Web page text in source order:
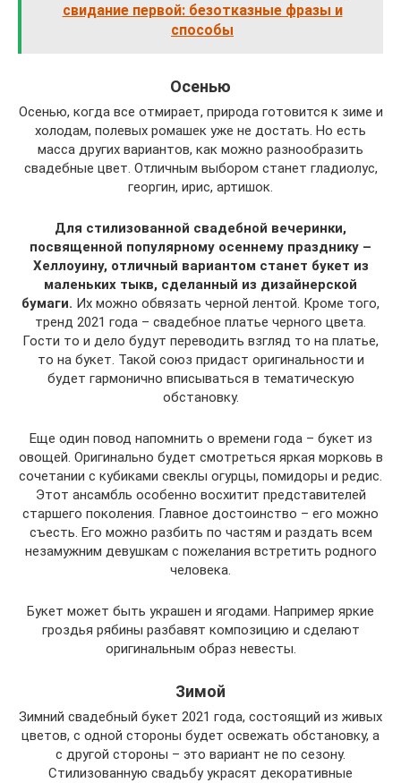
свидание первой: безотказные фразы и
способы
Осенью
Осенью, когда все отмирает, природа готовится к зиме и
холодам, полевых ромашек уже не достать. Но есть
масса других вариантов, как можно разнообразить
свадебные цвет. Отличным выбором станет гладиолус,
георгин, ирис, артишок.
Для стилизованной свадебной вечеринки,
посвященной популярному осеннему празднику –
Хеллоуину, отличный вариантом станет букет из
маленьких тыкв, сделанный из дизайнерской
бумаги. Их можно обвязать черной лентой. Кроме того,
тренд 2021 года – свадебное платье черного цвета.
Гости то и дело будут переводить взгляд то на платье,
то на букет. Такой союз придаст оригинальности и
будет гармонично вписываться в тематическую
обстановку.
Еще один повод напомнить о времени года – букет из
овощей. Оригинально будет смотреться яркая морковь в
сочетании с кубиками свеклы огурцы, помидоры и редис.
Этот ансамбль особенно восхитит представителей
старшего поколения. Главное достоинство – его можно
съесть. Его можно разбить по частям и раздать всем
незамужним девушкам с пожелания встретить родного
человека.
Букет может быть украшен и ягодами. Например яркие
гроздья рябины разбавят композицию и сделают
оригинальным образ невесты.
Зимой
Зимний свадебный букет 2021 года, состоящий из живых
цветов, с одной стороны будет освежать обстановку, а
с другой стороны – это вариант не по сезону.
Стилизованную свадьбу украсят декоративные